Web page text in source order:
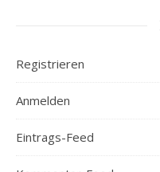
Registrieren
Anmelden
Eintrags-Feed